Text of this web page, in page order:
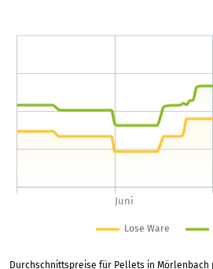
Durchschnittspreise für Pellets in Mörlenbach